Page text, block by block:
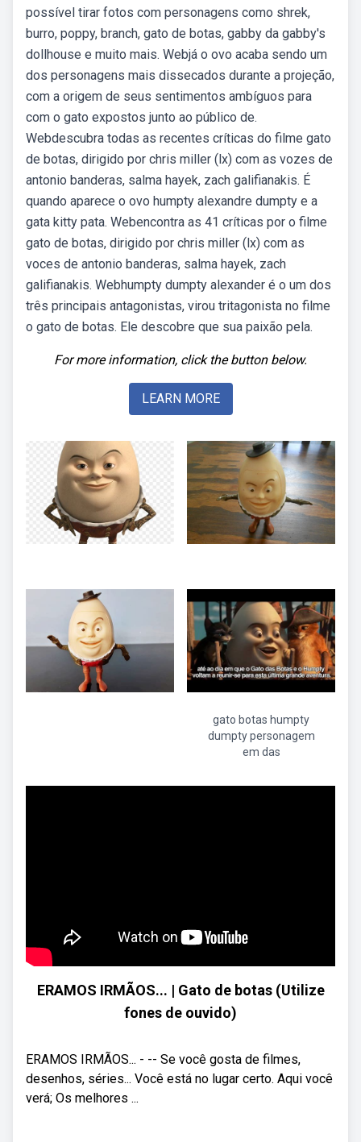
possível tirar fotos com personagens como shrek,
burro, poppy, branch, gato de botas, gabby da gabby's
dollhouse e muito mais. Webjá o ovo acaba sendo um
dos personagens mais dissecados durante a projeção,
com a origem de seus sentimentos ambíguos para
com o gato expostos junto ao público de.
Webdescubra todas as recentes críticas do filme gato
de botas, dirigido por chris miller (lx) com as vozes de
antonio banderas, salma hayek, zach galifianakis. É
quando aparece o ovo humpty alexandre dumpty e a
gata kitty pata. Webencontra as 41 críticas por o filme
gato de botas, dirigido por chris miller (lx) com as
voces de antonio banderas, salma hayek, zach
galifianakis. Webhumpty dumpty alexander é o um dos
três principais antagonistas, virou tritagonista no filme
o gato de botas. Ele descobre que sua paixão pela.
For more information, click the button below.
LEARN MORE
gato botas humpty
dumpty personagem
em das
ERAMOS IRMÃOS... | Gato de botas (Utilize
fones de ouvido)
ERAMOS IRMÃOS... - -- Se você gosta de filmes,
desenhos, séries... Você está no lugar certo. Aqui você
verá; Os melhores ...